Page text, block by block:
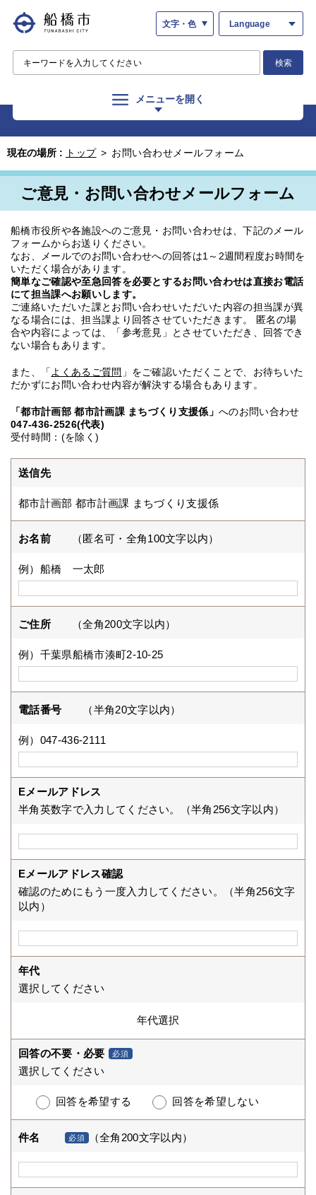
文字・色 Language
検索
メニューを開く
現在の場所 : トップ > お問い合わせメールフォーム
ご意見・お問い合わせメールフォーム
船橋市役所や各施設へのご意見・お問い合わせは、下記のメール
フォームからお送りください。
なお、メールでのお問い合わせへの回答は1～2週間程度お時間を
いただく場合があります。
簡単なご確認や至急回答を必要とするお問い合わせは直接お電話
にて担当課へお願いします。
ご連絡いただいた課とお問い合わせいただいた内容の担当課が異
なる場合には、担当課より回答させていただきます。 匿名の場
合や内容によっては、「参考意見」とさせていただき、回答でき
ない場合もあります。
また、「 よくあるご質問 」をご確認いただくことで、お待ちいた
だかずにお問い合わせ内容が解決する場合もあります。
「都市計画部 都市計画課 まちづくり支援係」へのお問い合わせ
047-436-2526(代表)
受付時間：(を除く)
送信先
都市計画部 都市計画課 まちづくり支援係
お名前 （匿名可・全角100文字以内）
例）船橋 一太郎
ご住所 （全角200文字以内）
例）千葉県船橋市湊町2-10-25
電話番号 （半角20文字以内）
例）047-436-2111
Eメールアドレス
半角英数字で入力してください。（半角256文字以内）
Eメールアドレス確認
確認のためにもう一度入力してください。（半角256文字
以内）
年代
選択してください
回答の不要・必要 必須
選択してください
回答を希望する 回答を希望しない
件名 必須 （全角200文字以内）